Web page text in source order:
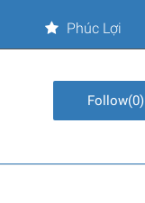
Phúc Lợi
Follow(0)